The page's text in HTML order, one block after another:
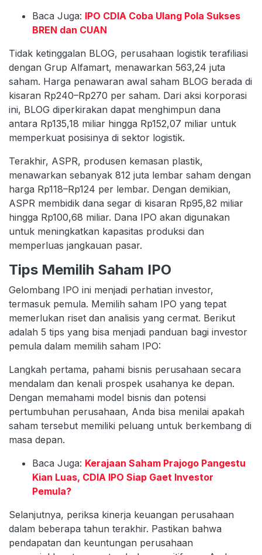
Baca Juga: IPO CDIA Coba Ulang Pola Sukses
BREN dan CUAN
Tidak ketinggalan BLOG, perusahaan logistik terafiliasi
dengan Grup Alfamart, menawarkan 563,24 juta
saham. Harga penawaran awal saham BLOG berada di
kisaran Rp240–Rp270 per saham. Dari aksi korporasi
ini, BLOG diperkirakan dapat menghimpun dana
antara Rp135,18 miliar hingga Rp152,07 miliar untuk
memperkuat posisinya di sektor logistik.
Terakhir, ASPR, produsen kemasan plastik,
menawarkan sebanyak 812 juta lembar saham dengan
harga Rp118–Rp124 per lembar. Dengan demikian,
ASPR membidik dana segar di kisaran Rp95,82 miliar
hingga Rp100,68 miliar. Dana IPO akan digunakan
untuk meningkatkan kapasitas produksi dan
memperluas jangkauan pasar.
Tips Memilih Saham IPO
Gelombang IPO ini menjadi perhatian investor,
termasuk pemula. Memilih saham IPO yang tepat
memerlukan riset dan analisis yang cermat. Berikut
adalah 5 tips yang bisa menjadi panduan bagi investor
pemula dalam memilih saham IPO:
Langkah pertama, pahami bisnis perusahaan secara
mendalam dan kenali prospek usahanya ke depan.
Dengan memahami model bisnis dan potensi
pertumbuhan perusahaan, Anda bisa menilai apakah
saham tersebut memiliki peluang untuk berkembang di
masa depan.
Baca Juga: Kerajaan Saham Prajogo Pangestu
Kian Luas, CDIA IPO Siap Gaet Investor
Pemula?
Selanjutnya, periksa kinerja keuangan perusahaan
dalam beberapa tahun terakhir. Pastikan bahwa
pendapatan dan keuntungan perusahaan